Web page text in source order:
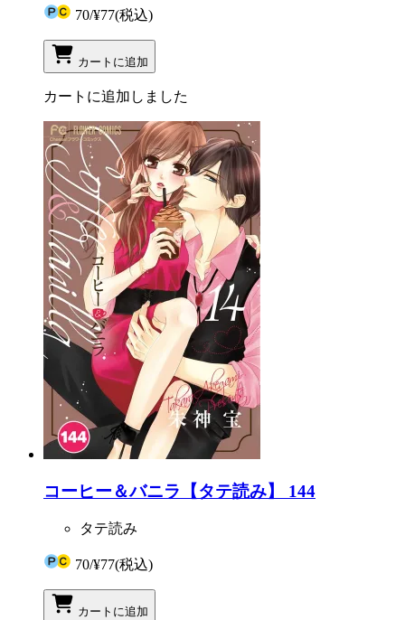
70/¥77(税込)
カートに追加
カートに追加しました
コーヒー＆バニラ【タテ読み】 144
タテ読み
70/¥77(税込)
カートに追加